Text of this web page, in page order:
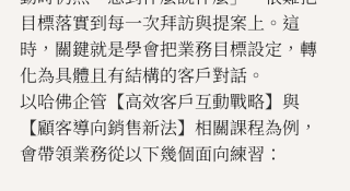
目標落實到每一次拜訪與提案上。這
時，關鍵就是學會把業務目標設定，轉
化為具體且有結構的客戶對話。
以哈佛企管【高效客戶互動戰略】與
【顧客導向銷售新法】相關課程為例，
會帶領業務從以下幾個面向練習：